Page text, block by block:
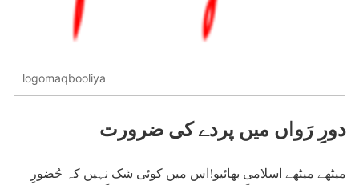
logomaqbooliya
دورِ رَواں میں پردے کی ضرورت
میٹھے میٹھے اسلامی بھائیو!اس میں کوئی شک نہیں کہ حُضورِ